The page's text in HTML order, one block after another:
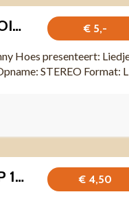
€ 5,-
Liedjes Uit 't Hart Gegrepen! 12 nrs LP MOOIE STAAT
Hoes presenteert:
STEREO Format:
€ 4,50
Wierdense Revue Aait trammelant 6 nrs LP 1981 ZGAN